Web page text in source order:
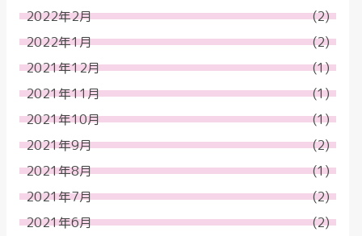
2022年2月
(2)
2022年1月
(2)
2021年12月
(1)
2021年11月
(1)
2021年10月
(1)
2021年9月
(2)
2021年8月
(1)
2021年7月
(2)
2021年6月
(2)